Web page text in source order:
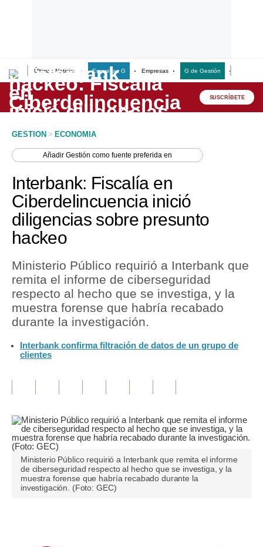
Últimas Noticias Empresas G Empresas G de Gestión
Lo último
Peru Quiosco
Economía
Mercados
Perú
Política
Tu Dinero
Finanzas Personales
Plus G
Opinión
Pregunta de hoy
Blogs
Tendencias
SUSCRÍBETE
GESTION > ECONOMIA
AñadirGestión como fuente preferida en
Interbank: Fiscalía en
Ciberdelincuencia inició
diligencias sobre presunto
hackeo
Ministerio Público requirió a Interbank que
remita el informe de ciberseguridad
respecto al hecho que se investiga, y la
muestra forense que habría recabado
durante la investigación.
Interbank confirma filtración de datos de un grupo de
clientes
Ministerio Público requirió a Interbank que remita el informe
de ciberseguridad respecto al hecho que se investiga, y la
muestra forense que habría recabado durante la
investigación. (Foto: GEC)